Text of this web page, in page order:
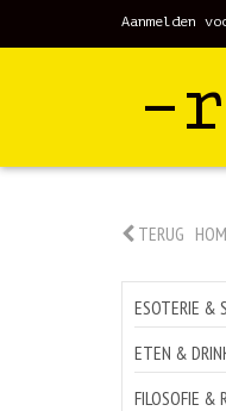
Aanmelden
TERUG
ESOTERIE &
ETEN &
FILOSOFIE &